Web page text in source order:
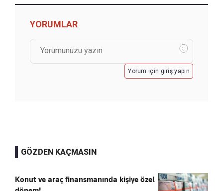
YORUMLAR
Yorum için giriş yapın
GÖZDEN KAÇMASIN
Konut ve araç finansmanında kişiye özel